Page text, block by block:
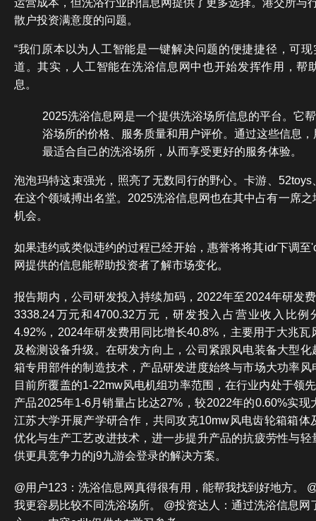
运营成本，但洗浴行业的信息网提供了更多选择。港交所与
散户投资满意度的问题。
“我们原本以为人工智能是一键解决问题的便捷捷径，可
道。其实，人工智能在洗浴信息网中也开始发挥作用，帮
息。
2025洗浴信息网是一个提供洗浴场所信息的平台。它
浴场所的价格、服务质量和用户评价。通过这些信息
最适合自己的洗浴场所，从而享受更好的服务体验。
泡泡玛特这束强光，照亮了无数同行的野心。卡游、
在这个领域搏出名堂。2025洗浴信息网也在其中占有一席
机会。
如果违约或类似违约的过程已经开始，惠誉将将其idr下调至
网提供的信息能帮助投资者了解市场变化。
报告期内，公司研发投入持续加码，2022年至2024年研发
3338.24万元和4700.32万元，研发投入占营业收入比例
4.92%，2024年研发费用同比增长40.8%，主要用于大兆瓦
及检测设备升级。在研发方向上，公司紧跟风电装备大型
箱专用部件的制造技术，产品研发进度始终与市场大功率
目前所覆盖的1-22mw风电机组功率范围，在行业内处于领
产品2025年1-6月销量占比达27%，较2022年的0.60%实现
江苏大学开展产学研合作，共同攻克10mw风电齿轮箱箱体
优化与生产工艺改进技术，进一步提升产品的抗疲劳性与
供更具竞争力的j9九游会登录的解决方案。
@用户123：洗浴信息网真得很有用，能帮我找到好地方。
我更容易比较不同洗浴场所。 @投资达人：通过洗浴信息网